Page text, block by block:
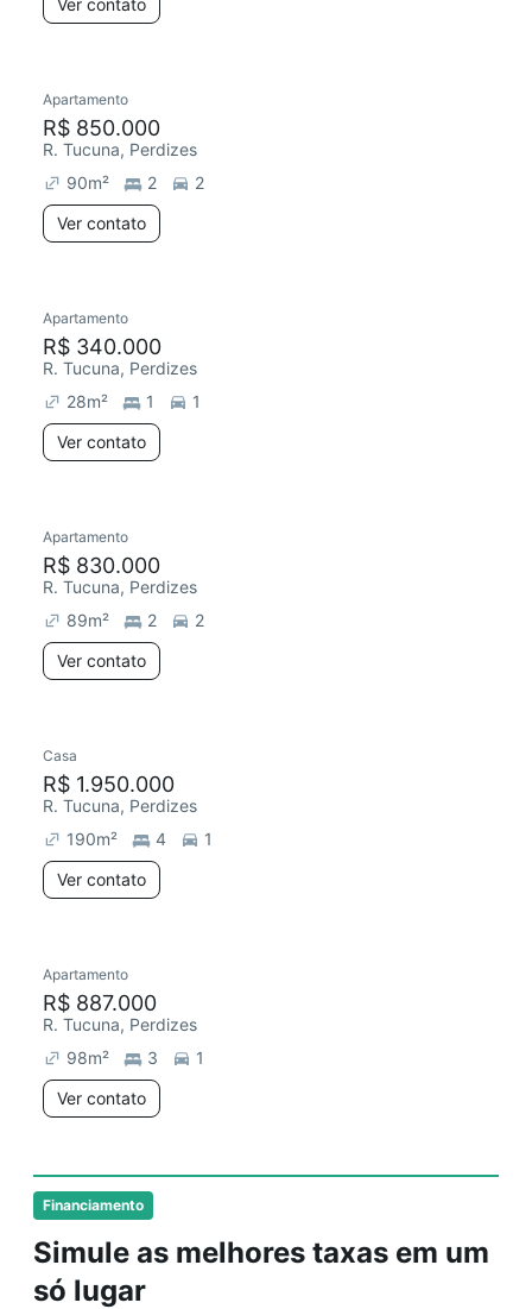
Financiamento
Simule as melhores taxas em um
só lugar
Ver contato
Apartamento
R$ 850.000
R. Tucuna, Perdizes
90m² 2
2
Ver contato
Apartamento
R$ 340.000
R. Tucuna, Perdizes
28m² 1
1
Ver contato
Apartamento
R$ 830.000
R. Tucuna, Perdizes
89m² 2
2
Ver contato
Casa
R$ 1.950.000
R. Tucuna, Perdizes
190m² 4
1
Ver contato
Apartamento
R$ 887.000
R. Tucuna, Perdizes
98m² 3
1
Ver contato